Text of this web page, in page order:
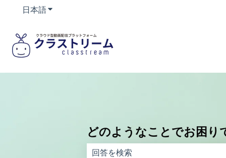
日本語翻訳のサブメニューを表示
どのようなことでお困り